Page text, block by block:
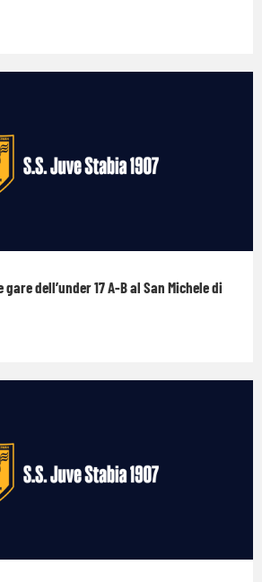
dell’under 17 A-B al San Michele di